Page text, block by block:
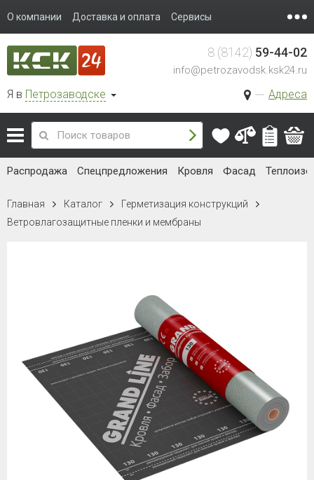
О компании Доставка и оплата Сервисы
Я в Петрозаводске Адреса
8 (8142) 59-44-02
info@petrozavodsk.ksk24.ru
Распродажа Спецпредложения Кровля Фасад
Главная Каталог
Герметизация конструкций
Ветровлагозащитные пленки и мембраны